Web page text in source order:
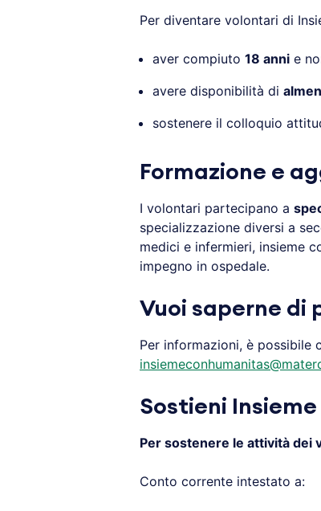
Per diventare volontari di
aver compiuto 18 anni e
avere disponibilità di
sostenere il colloquio
Formazione e
I volontari partecipano a
specializzazione diversi a
medici e infermieri, insieme
impegno in ospedale.
Vuoi saperne di
Per informazioni, è possibile
Sostieni
Per sostenere le attività dei
Conto corrente intestato a: